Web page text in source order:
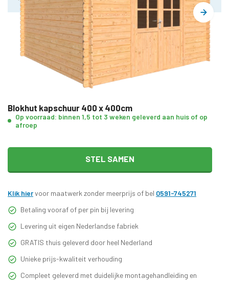
Blokhut kapschuur 400 x 400cm
Op voorraad: binnen 1,5 tot 3 weken geleverd aan huis of op
afroep
STEL SAMEN
Klik hiervoor maatwerk zonder meerprijs of bel 0591-745271
Betaling vooraf of per pin bij levering
Levering uit eigen Nederlandse fabriek
GRATIS thuis geleverd door heel Nederland
Unieke prijs-kwaliteit verhouding
Compleet geleverd met duidelijke montagehandleiding en